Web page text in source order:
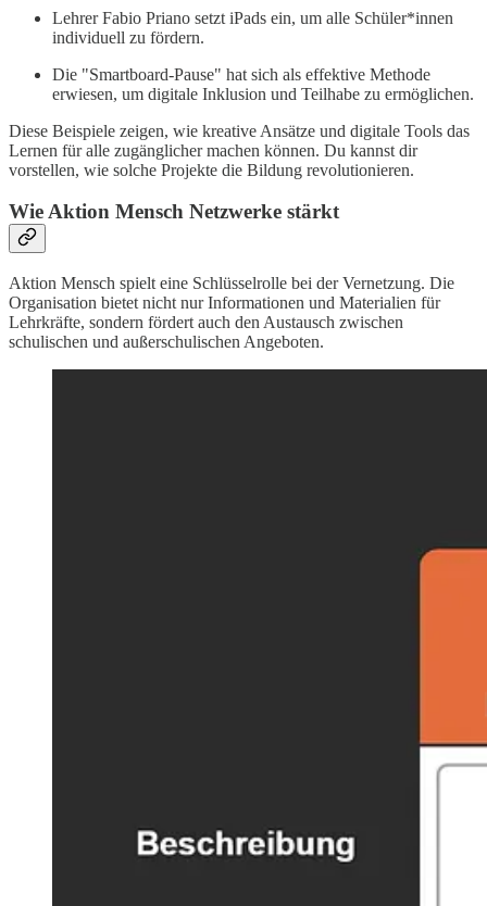
Lehrer Fabio Priano setzt iPads ein, um alle Schüler*innen
individuell zu fördern.
Die "Smartboard-Pause" hat sich als effektive Methode
erwiesen, um digitale Inklusion und Teilhabe zu ermöglichen.
Diese Beispiele zeigen, wie kreative Ansätze und digitale Tools das
Lernen für alle zugänglicher machen können. Du kannst dir
vorstellen, wie solche Projekte die Bildung revolutionieren.
Wie Aktion Mensch Netzwerke stärkt
Aktion Mensch spielt eine Schlüsselrolle bei der Vernetzung. Die
Organisation bietet nicht nur Informationen und Materialien für
Lehrkräfte, sondern fördert auch den Austausch zwischen
schulischen und außerschulischen Angeboten.